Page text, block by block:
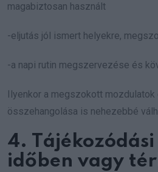
magabiztosan használt
-eljutás jól ismert helyekre,
-a napi rutin megszervezése és
Ilyenkor a megszokott
összehangolása is nehezebbé
4.
időben vagy